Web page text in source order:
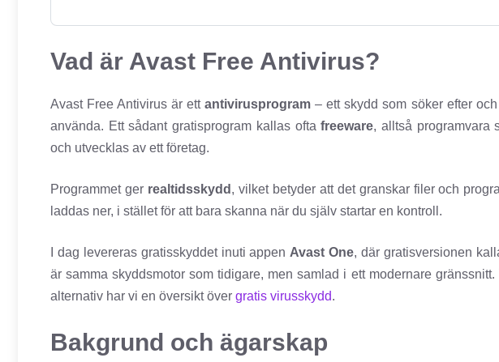
Vad är Avast Free Antivirus?
Avast Free Antivirus är ettantivirusprogram – ett skydd som söker efter
använda. Ett sådant gratisprogram kallas oftafreeware, alltså programvara
och utvecklas av ett företag.
Programmet ger realtidsskydd , vilket betyder att det granskar filer och
laddas ner, i stället för att bara skanna när du själv startar en kontroll.
I dag levereras gratisskyddet inuti appen Avast One, där gratisversionen
är samma skyddsmotor som tidigare, men samlad i ett modernare
alternativ har vi en översikt över gratis virusskydd.
Bakgrund och ägarskap